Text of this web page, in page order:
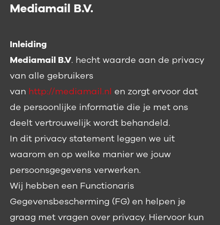
Mediamail B.V.
Inleiding
Mediamail B.V. hecht waarde aan de privacy
van alle gebruikers
van http://mediamail.nl en zorgt ervoor dat
de persoonlijke informatie die je met ons
deelt vertrouwelijk wordt behandeld.
In dit privacy statement leggen we uit
waarom en op welke manier we jouw
persoonsgegevens verwerken.
Wij hebben een Functionaris
Gegevensbescherming (FG) en helpen je
graag met vragen over privacy. Hiervoor kun